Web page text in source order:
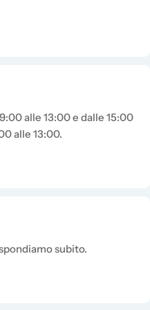
sempre di tendenza!
alle 13:00 e dalle 15:00
alle 13:00.
subito.